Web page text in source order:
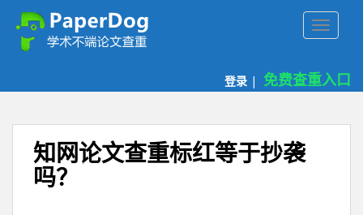
登录 | 免费查重入口
知网论文查重标红等于抄袭
吗？